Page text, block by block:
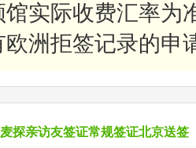
馆实际收费汇率为
欧洲拒签记录的申
探亲访友签证常规签证北京送签